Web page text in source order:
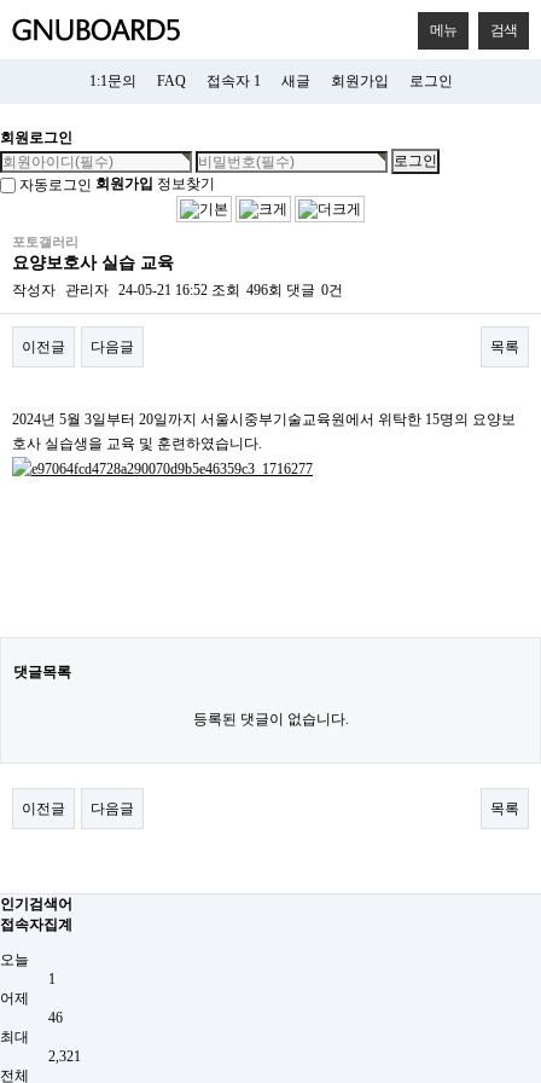
메뉴 검색
1:1문의 FAQ 접속자 1 새글 회원가입 로그인
회원로그인
자동로그인 회원가입 정보찾기
포토갤러리
요양보호사 실습 교육
작성자 관리자 24-05-21 16:52 조회 496회 댓글 0건
이전글 다음글 목록
2024년 5월 3일부터 20일까지 서울시중부기술교육원에서 위탁한 15명의 요양보
호사 실습생을 교육 및 훈련하였습니다.
댓글목록
등록된 댓글이 없습니다.
이전글 다음글 목록
인기검색어
접속자집계
오늘
1
어제
46
최대
2,321
전체